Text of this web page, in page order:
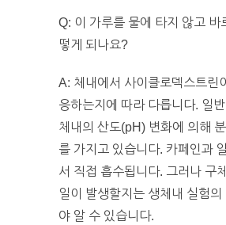
Q: 이 가루를 물에 타지 않고 바
떻게 되나요?
A: 체내에서 사이클로덱스트린
응하는지에 따라 다릅니다. 일
체내의 산도(pH) 변화에 의해
를 가지고 있습니다. 카페인과
서 직접 흡수됩니다. 그러나 구
일이 발생할지는 생체내 실험의
야 알 수 있습니다.